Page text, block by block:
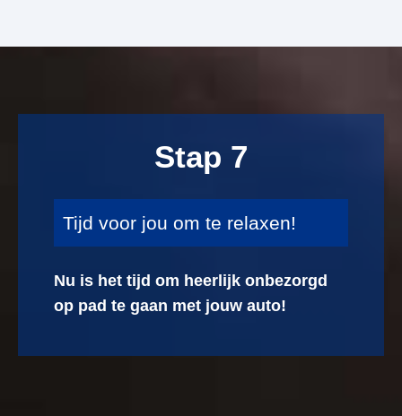
Stap 7
Tijd voor jou om te relaxen!
Nu is het tijd om heerlijk onbezorgd
op pad te gaan met jouw auto!